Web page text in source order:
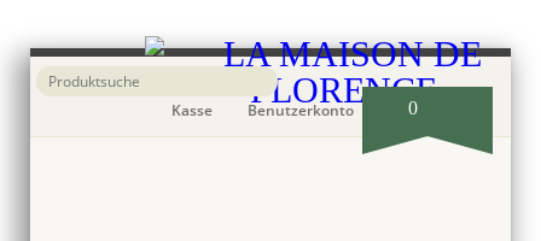
Kasse Benutzerkonto 0